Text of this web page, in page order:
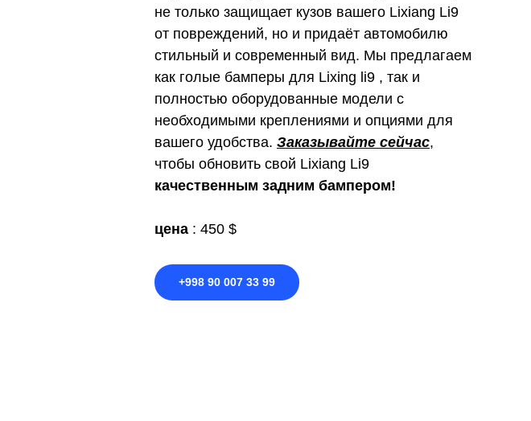
не только защищает кузов вашего Lixiang Li9
от повреждений, но и придаёт автомобилю
стильный и современный вид. Мы предлагаем
как голые бамперы для Lixing li9 , так и
полностью оборудованные модели с
необходимыми креплениями и опциями для
вашего удобства. Заказывайте сейчас,
чтобы обновить свой Lixiang Li9
качественным задним бампером!
цена : 450 $
+998 90 007 33 99